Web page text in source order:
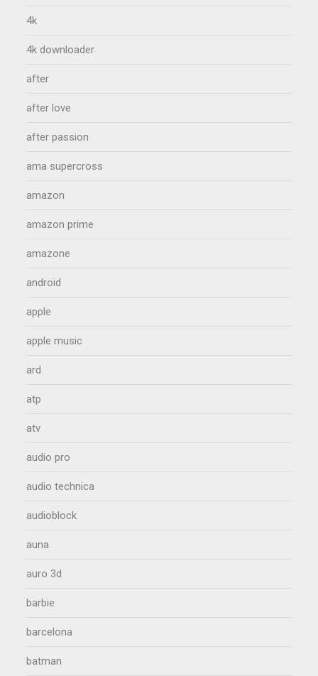
4k
4k downloader
after
after love
after passion
ama supercross
amazon
amazon prime
amazone
android
apple
apple music
ard
atp
atv
audio pro
audio technica
audioblock
auna
auro 3d
barbie
barcelona
batman